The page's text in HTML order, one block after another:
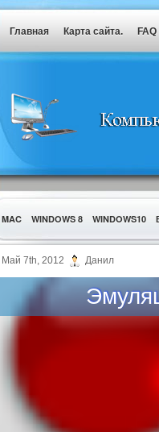
Главная Карта сайта.
MAC WINDOWS 8 WINDOWS10
УТИЛИТЫ
Май 7th, 2012 Данил